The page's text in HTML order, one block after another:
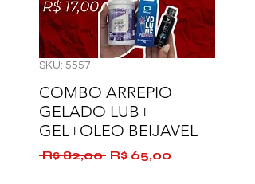
SKU: 5557
COMBO ARREPIO
GELADO LUB+
GEL+OLEO BEIJAVEL
R$ 82,00 Preço
R$ 65,00